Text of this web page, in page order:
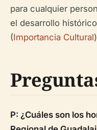
para cualquier
el desarrollo
(Importancia Cultural
P: ¿Cuáles son los